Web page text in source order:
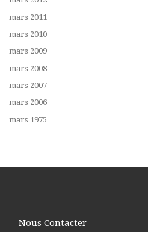
mars 2011
mars 2010
mars 2009
mars 2008
mars 2007
mars 2006
mars 1975
Nous Contacter